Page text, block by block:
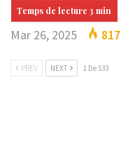
Mar 26, 2025 817
PREV NEXT 1 De 533